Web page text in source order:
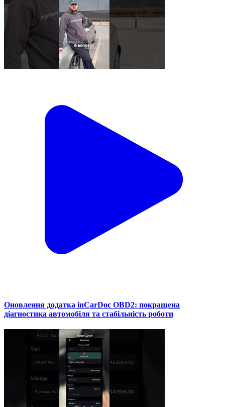
Оновлення додатка inCarDoc OBD2: покращена
діагностика автомобіля та стабільність роботи